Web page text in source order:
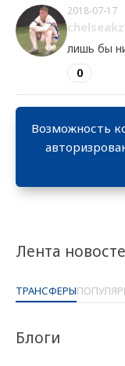
Лента
ТРАНСФЕРЫ
Блоги
2018-07-17
chelseakz
лишь бы
0
Возможность